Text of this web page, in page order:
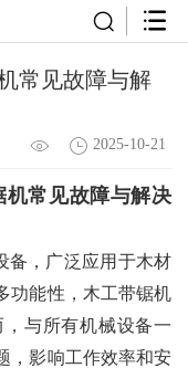
常见故障与解
2025-10-21
机常见故障与解决
备，广泛应用于木材
功能性，木工带锯机
与所有机械设备一
，影响工作效率和安